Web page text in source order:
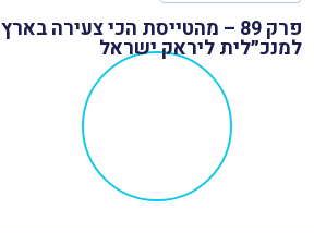
פרק 89 – מהטייסת הכי צעירה בארץ
למנכ״לית ליראק ישראל